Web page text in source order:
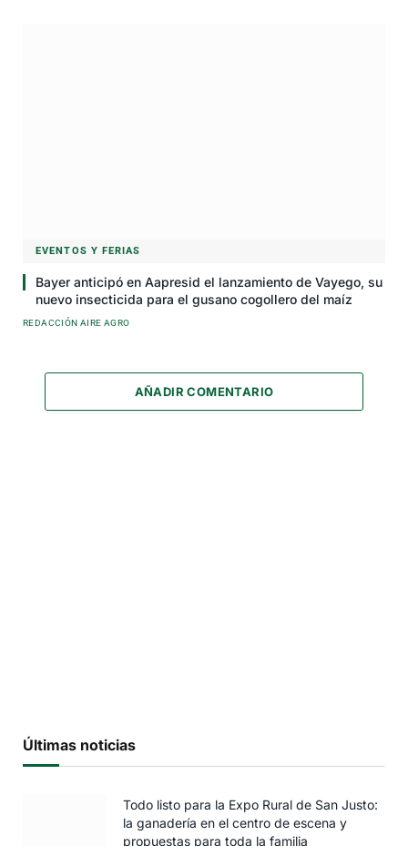
EVENTOS Y FERIAS
Bayer anticipó en Aapresid el lanzamiento de Vayego, su
nuevo insecticida para el gusano cogollero del maíz
REDACCIÓN AIRE AGRO
AÑADIR COMENTARIO
Últimas noticias
Todo listo para la Expo Rural de San Justo:
la ganadería en el centro de escena y
propuestas para toda la familia